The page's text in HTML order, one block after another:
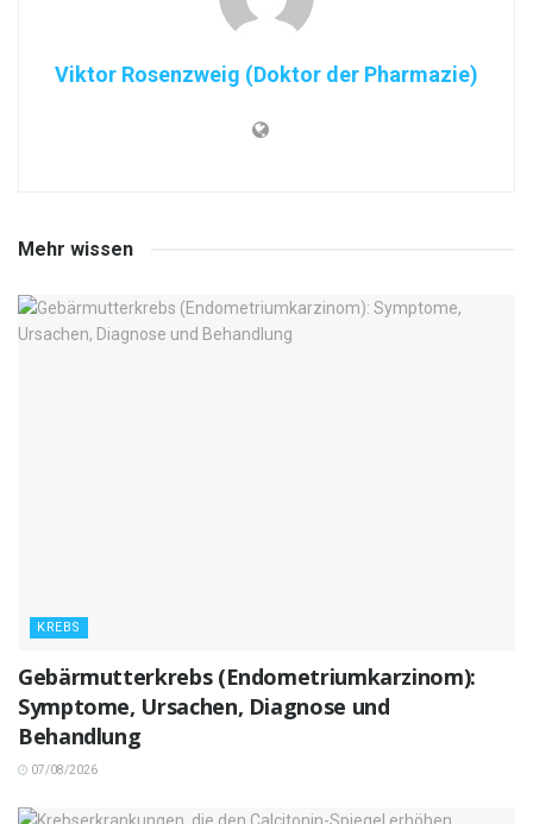
Viktor Rosenzweig (Doktor der Pharmazie)
Mehr wissen
KREBS
Gebärmutterkrebs (Endometriumkarzinom):
Symptome, Ursachen, Diagnose und
Behandlung
07/08/2026